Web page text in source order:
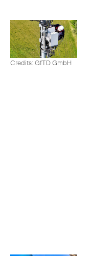
Credits: GfTD GmbH